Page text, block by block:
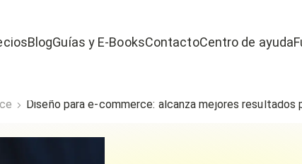
BlogGuías y E-BooksContactoCentro de ayuda
Diseño para e-commerce: alcanza mejores resultados